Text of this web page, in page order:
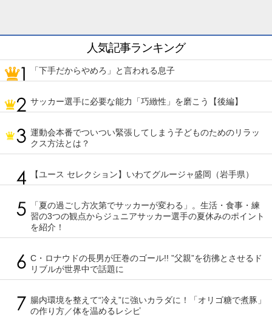
人気記事ランキング
「下手だからやめろ」と言われる息子
サッカー選手に必要な能力「巧緻性」を磨こう【後編】
運動会本番でついつい緊張してしまう子どものためのリラッ
クス方法とは？
【ユース セレクション】いわてグルージャ盛岡（岩手県）
「夏の過ごし方次第でサッカーが変わる」。生活・食事・練
習の3つの観点からジュニアサッカー選手の夏休みのポイント
を紹介！
C・ロナウドの長男が圧巻のゴール!! ”父親”を彷彿とさせるド
リブルが世界中で話題に
腸内環境を整えて“冷え”に強いカラダに！「オリゴ糖で煮豚」
の作り方／体を温めるレシピ